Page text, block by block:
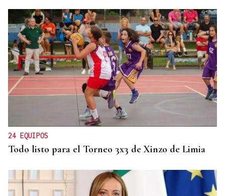
ORÁCULO DAS BURGAS
Horóscopo del día: jueves, 6 de agosto
24 EQUIPOS
Todo listo para el Torneo 3x3 de Xinzo de Limia